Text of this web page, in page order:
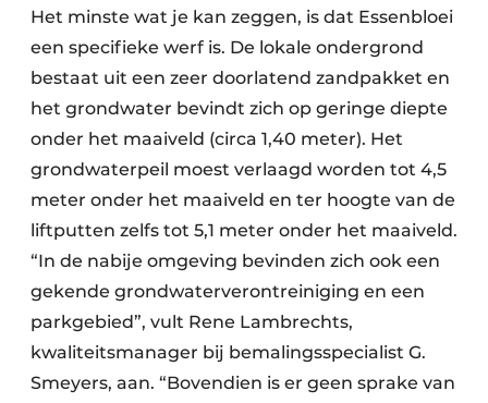
HVAC
Interieurarchitectuur
Keukens
Renovatie
Software
Toegangscontrole
Veiligheid & Opleiding
Zonwering
Het minste wat je kan zeggen, is dat Essenbloei
een specifieke werf is. De lokale ondergrond
bestaat uit een zeer doorlatend zandpakket en
het grondwater bevindt zich op geringe diepte
onder het maaiveld (circa 1,40 meter). Het
grondwaterpeil moest verlaagd worden tot 4,5
meter onder het maaiveld en ter hoogte van de
liftputten zelfs tot 5,1 meter onder het maaiveld.
“In de nabije omgeving bevinden zich ook een
gekende grondwaterverontreiniging en een
parkgebied”, vult Rene Lambrechts,
kwaliteitsmanager bij bemalingsspecialist G.
Smeyers, aan. “Bovendien is er geen sprake van